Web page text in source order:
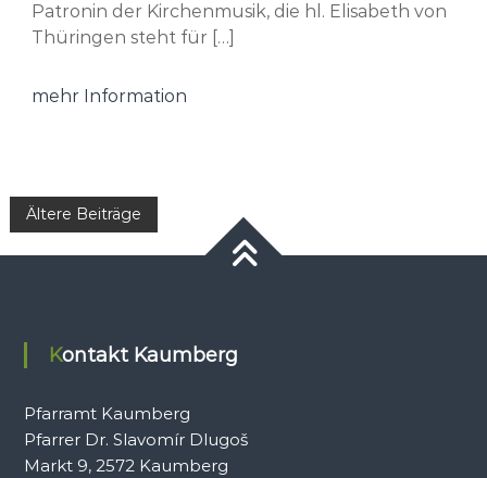
Patronin der Kirchenmusik, die hl. Elisabeth von
Thüringen steht für […]
mehr Information
Beitragsnavigation
Ältere Beiträge
Kontakt Kaumberg
Pfarramt Kaumberg
Pfarrer Dr. Slavomír Dlugoš
Markt 9, 2572 Kaumberg